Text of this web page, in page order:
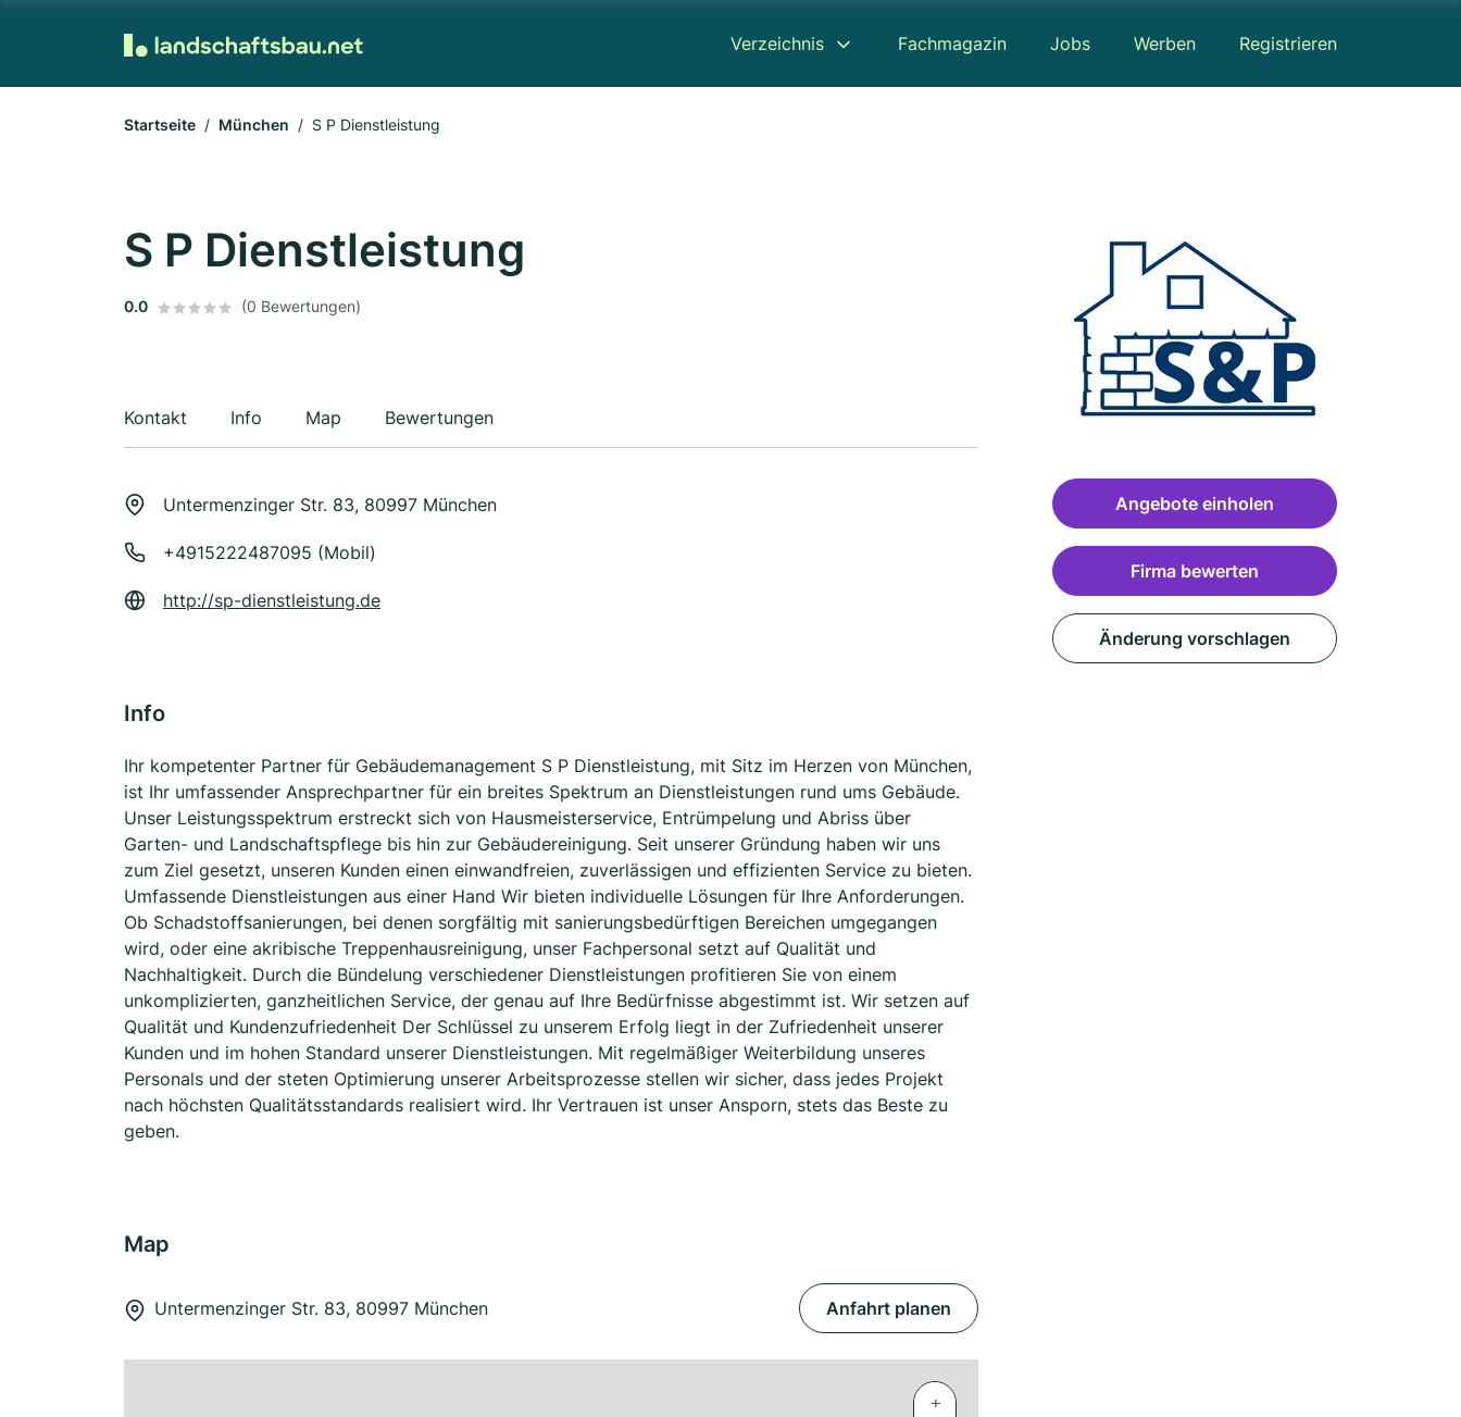
Verzeichnis Fachmagazin Jobs Werben Registrieren
Startseite München S P Dienstleistung
S P Dienstleistung
0.0 (0 Bewertungen)
Kontakt Info Map Bewertungen
Untermenzinger Str. 83, 80997 München
+4915222487095 (Mobil)
http://sp-dienstleistung.de
Info
Ihr kompetenter Partner für Gebäudemanagement S P Dienstleistung, mit Sitz im Herzen von München,
ist Ihr umfassender Ansprechpartner für ein breites Spektrum an Dienstleistungen rund ums Gebäude.
Unser Leistungsspektrum erstreckt sich von Hausmeisterservice, Entrümpelung und Abriss über
Garten- und Landschaftspflege bis hin zur Gebäudereinigung. Seit unserer Gründung haben wir uns
zum Ziel gesetzt, unseren Kunden einen einwandfreien, zuverlässigen und effizienten Service zu bieten.
Umfassende Dienstleistungen aus einer Hand Wir bieten individuelle Lösungen für Ihre Anforderungen.
Ob Schadstoffsanierungen, bei denen sorgfältig mit sanierungsbedürftigen Bereichen umgegangen
wird, oder eine akribische Treppenhausreinigung, unser Fachpersonal setzt auf Qualität und
Nachhaltigkeit. Durch die Bündelung verschiedener Dienstleistungen profitieren Sie von einem
unkomplizierten, ganzheitlichen Service, der genau auf Ihre Bedürfnisse abgestimmt ist. Wir setzen auf
Qualität und Kundenzufriedenheit Der Schlüssel zu unserem Erfolg liegt in der Zufriedenheit unserer
Kunden und im hohen Standard unserer Dienstleistungen. Mit regelmäßiger Weiterbildung unseres
Personals und der steten Optimierung unserer Arbeitsprozesse stellen wir sicher, dass jedes Projekt
nach höchsten Qualitätsstandards realisiert wird. Ihr Vertrauen ist unser Ansporn, stets das Beste zu
geben.
Map
Untermenzinger Str. 83, 80997 München Anfahrt planen
+
Angebote einholen
Firma bewerten
Änderung vorschlagen